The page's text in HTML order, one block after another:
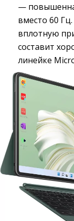
—
вместо 60
вплотную
составит
линейке